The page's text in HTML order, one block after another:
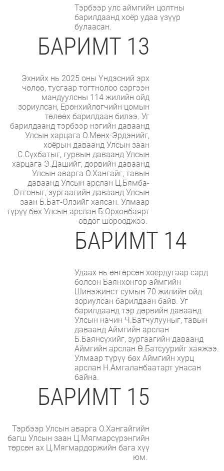
Тэрбээр улс аймгийн цолтны
барилдаанд хоёр удаа үзүүр
булаасан.
БАРИМТ 13
Эхнийх нь 2025 оны Үндэсний эрх
чөлөө, тусгаар тогтнолоо сэргээн
мандуулсны 114 жилийн ойд
зориулсан, Ерөнхийлөгчийн цомын
төлөөх барилдаан билээ. Уг
барилдаанд тэрбээр нэгийн даваанд
Улсын харцага О.Мөнх-Эрдэнийг,
хоёрын даваанд Улсын заан
С.Сүхбатыг, гурвын даваанд Улсын
харцага Э.Дашийг, дөрвийн даваанд
Улсын аварга О.Хангайг, тавын
даваанд Улсын арслан Ц.Бямба-
Отгоныг, зургаагийн даваанд Улсын
заан Б.Бат-Өлзийг хаясан. Улмаар
түрүү бөх Улсын арслан Б.Орхонбаярт
өвдөг шорооджээ.
БАРИМТ 14
Удаах нь өнгөрсөн хоёрдугаар сард
болсон Баянхонгор аймгийн
Шинэжинст сумын 70 жилийн ойд
зориулсан барилдаан байв. Уг
барилдаанд тэр дөрвийн даваанд
Улсын начин Ч.Батчулууныг, тавын
даваанд Аймгийн арслан
Б.Баянсүхийг, зургаагийн даваанд
Аймгийн арслан Ө.Батсуурийг хаяжээ.
Улмаар түрүү бөх Аймгийн хурц
арслан Н.Амгаланбаатарт унасан
байна.
БАРИМТ 15
Тэрбээр Улсын аварга О.Хангайгийн
багш Улсын заан Ц.Мягмарсүрэнгийн
төрсөн ах Ц.Мягмардоржийн бага хүү
юм.